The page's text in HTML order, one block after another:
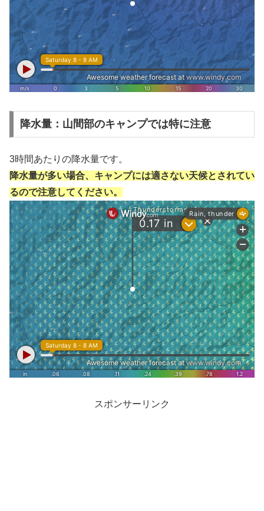
降水量：山間部のキャンプでは特に注意
3時間あたりの降水量です。
降水量が多い場合、キャンプには適さない天候とされてい
るので注意してください。
スポンサーリンク